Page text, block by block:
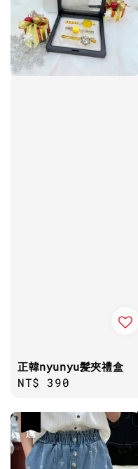
正韓nyunyu髪夾禮盒
Regular
NT$ 390